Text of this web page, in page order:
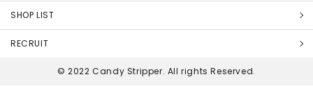
SHOP LIST
RECRUIT
© 2022 Candy Stripper. All rights Reserved.